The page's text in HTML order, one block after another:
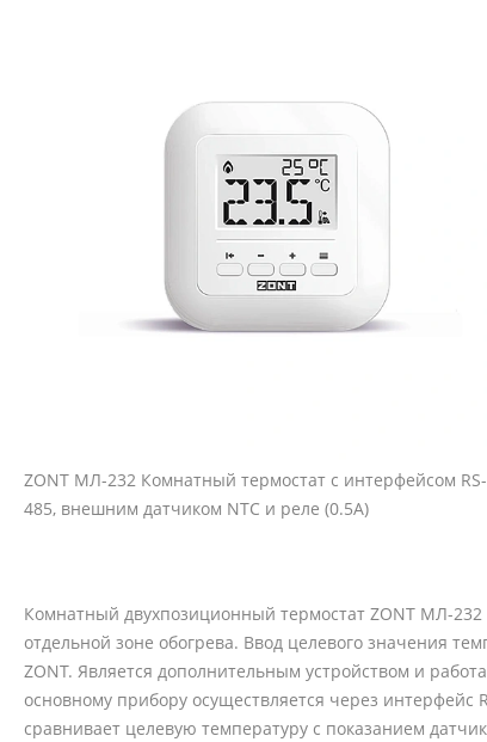
ZONT МЛ-232 Комнатный термостат с интерфейсом RS-
485, внешним датчиком NTC и реле (0.5А)
Комнатный двухпозиционный термостат ZONT МЛ-
отдельной зоне обогрева. Ввод целевого значения
ZONT. Является дополнительным устройством и
основному прибору осуществляется через
сравнивает целевую температуру с показанием